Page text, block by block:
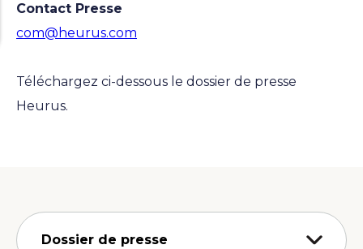
Contact Presse
com@heurus.com
Téléchargez ci-dessous le dossier de presse
Heurus.